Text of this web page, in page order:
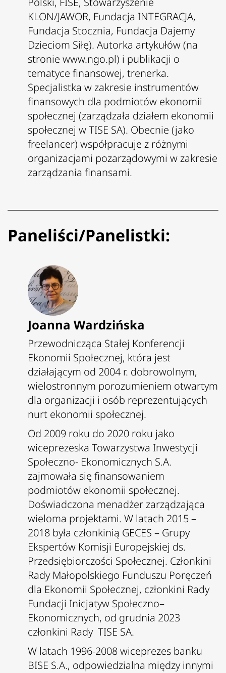
KLON/JAWOR, Fundacja INTEGRACJA,
Fundacja Stocznia, Fundacja Dajemy
Dzieciom Siłę). Autorka artykułów (na
stronie www.ngo.pl) i publikacji o
tematyce finansowej, trenerka.
Specjalistka w zakresie instrumentów
finansowych dla podmiotów ekonomii
społecznej (zarządzała działem ekonomii
społecznej w TISE SA). Obecnie (jako
freelancer) współpracuje z różnymi
organizacjami pozarządowymi w zakresie
zarządzania finansami.
Paneliści/Panelistki:
Joanna Wardzińska
Przewodnicząca Stałej Konferencji
Ekonomii Społecznej, która jest
działającym od 2004 r. dobrowolnym,
wielostronnym porozumieniem otwartym
dla organizacji i osób reprezentujących
nurt ekonomii społecznej.
Od 2009 roku do 2020 roku jako
wiceprezeska Towarzystwa Inwestycji
Społeczno- Ekonomicznych S.A.
zajmowała się finansowaniem
podmiotów ekonomii społecznej.
Doświadczona menadżer zarządzająca
wieloma projektami. W latach 2015 –
2018 była członkinią GECES – Grupy
Ekspertów Komisji Europejskiej ds.
Przedsiębiorczości Społecznej. Członkini
Rady Małopolskiego Funduszu Poręczeń
dla Ekonomii Społecznej, członkini Rady
Fundacji Inicjatyw Społeczno–
Ekonomicznych, od grudnia 2023
członkini Rady TISE SA.
W latach 1996-2008 wiceprezes banku
BISE S.A., odpowiedzialna między innymi